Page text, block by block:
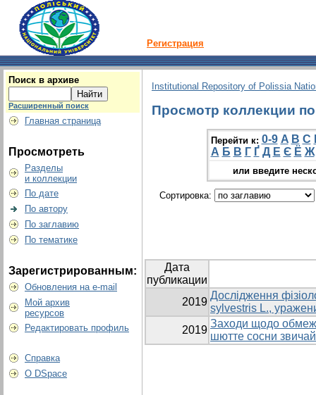
Регистрация
Поиск в архиве
Расширенный поиск
Главная страница
Просмотреть
Разделы
и коллекции
По дате
По автору
По заглавию
По тематике
Зарегистрированным:
Обновления на e-mail
Мой архив
ресурсов
Редактировать профиль
Справка
О DSpace
Institutional Repository of Polissia
Просмотр коллекции
Перейти к: 0-9 A B C
А Б В Г Ґ Д Е Є Ё Ж
или введите
Сортировка:
Дата
публикации
2019
Дослідження
sylvestris L.,
2019
Заходи щодо
шютте сосни